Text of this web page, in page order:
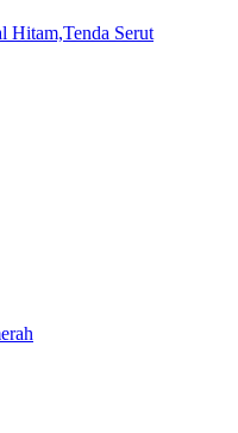
Hitam,Tenda Serut